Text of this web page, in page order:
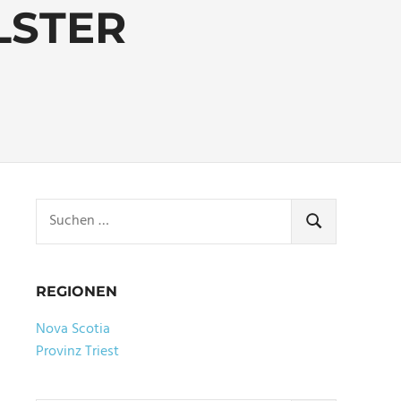
nach:
SUCHEN
REGIONEN
Nova Scotia
Provinz Triest